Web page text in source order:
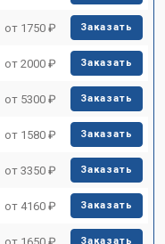
от 1750 ₽ Заказать
от 2000 ₽ Заказать
от 5300 ₽ Заказать
от 1580 ₽ Заказать
от 3350 ₽ Заказать
от 4160 ₽ Заказать
от 1650 ₽ Заказать